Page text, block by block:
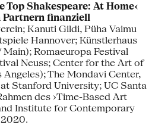
Top Shakespeare: At Home‹
Partnern finanziell
Kanuti Gildi, Püha Vaimu
Hannover; Künstlerhaus
Romaeuropa Festival
Neuss; Center for the Art of
The Mondavi Center,
Stanford University; UC Santa
des ›Time-Based Art
Institute for Contemporary